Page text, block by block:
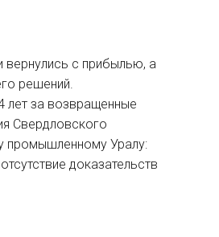
вернулись с прибылью, а
решений.
лет за возвращенные
Свердловского
промышленному Уралу:
доказательств